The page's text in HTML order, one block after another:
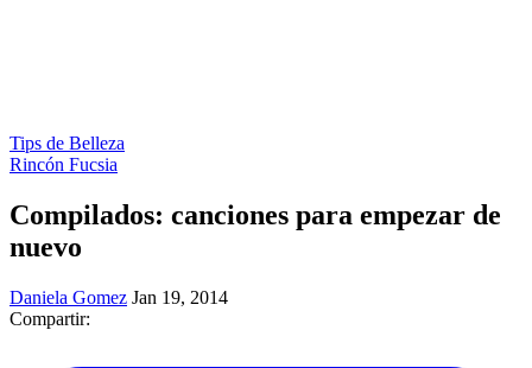
Tips de Belleza
Rincón Fucsia
Compilados: canciones para empezar de
nuevo
Daniela Gomez Jan 19, 2014
Compartir: